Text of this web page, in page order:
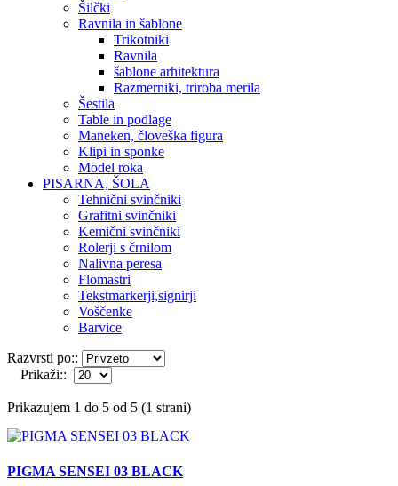
Šilčki
Ravnila in šablone
Trikotniki
Ravnila
šablone arhitektura
Razmerniki, triroba merila
Šestila
Table in podlage
Maneken, človeška figura
Klipi in sponke
Model roka
PISARNA, ŠOLA
Tehnični svinčniki
Grafitni svinčniki
Kemični svinčniki
Rolerji s črnilom
Nalivna peresa
Flomastri
Tekstmarkerji,signirji
Voščenke
Barvice
Razvrsti po::
Prikaži::
Prikazujem 1 do 5 od 5 (1 strani)
PIGMA SENSEI 03 BLACK